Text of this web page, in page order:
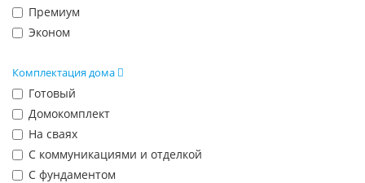
Премиум
Эконом
Комплектация дома
Готовый
Домокомплект
На сваях
С коммуникациями и отделкой
С фундаментом